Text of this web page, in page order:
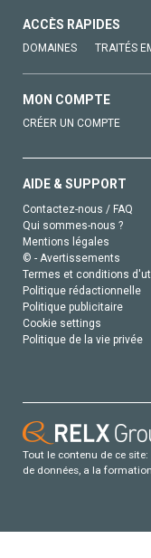
ACCÈS RAPIDES
DOMAINES TRAITÉS
MON COMPTE
CRÉER UN COMPTE
AIDE & SUPPORT
Contactez-nous / FAQ
Qui sommes-nous ?
Mentions légales
© - Avertissements
Termes et conditions
Politique rédactionnelle
Politique publicitaire
Cookie settings
Politique de la vie privée
Tout le contenu de ce
de données, a la